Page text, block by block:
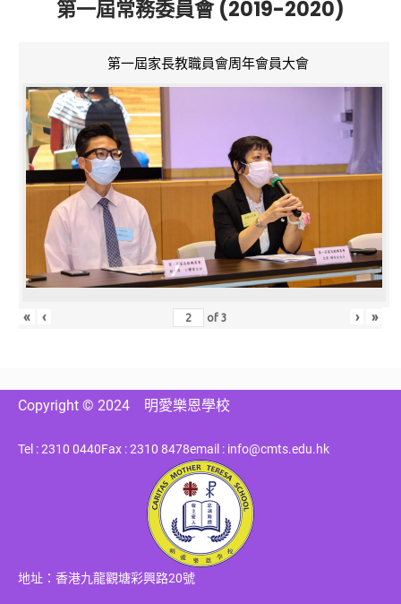
第一屆常務委員會 (2019-2020)
第一屆家長教職員會周年會員大會
« ‹ of3 › »
Copyright © 2024 明愛樂恩學校
Tel : 2310 0440Fax : 2310 8478email : info@cmts.edu.hk
地址：香港九龍觀塘彩興路20號